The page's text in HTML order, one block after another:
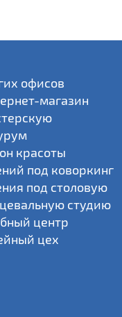
офисов
магазин
красоты
под коворкинг
под столовую
студию
центр
цех